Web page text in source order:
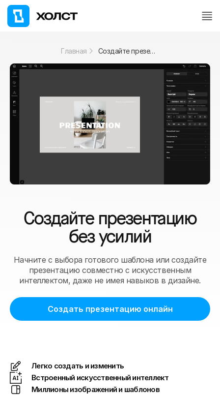
Главная Создайте презентацию без усилий
Создайте презентацию
без усилий
Начните с выбора готового шаблона или создайте
презентацию совместно с искусственным
интеллектом, даже не имея навыков в дизайне.
Создать презентацию онлайн
Легко создать и изменить
Встроенный искусственный интеллект
Миллионы изображений и шаблонов